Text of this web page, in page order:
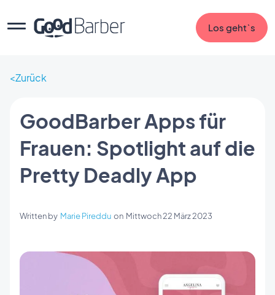
Los geht`s
Zurück
GoodBarber Apps für
Frauen: Spotlight auf die
Pretty Deadly App
Written by Marie Pireddu on Mittwoch 22 März 2023